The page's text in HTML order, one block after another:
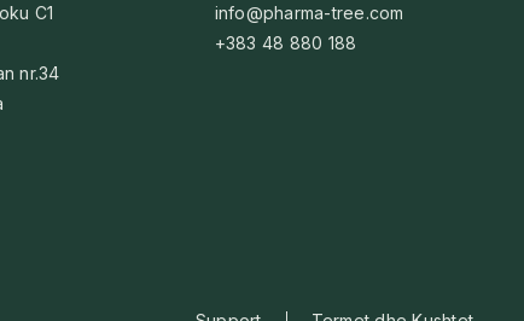
C1
nr.34
info@pharma-tree.com
+383 48 880 188